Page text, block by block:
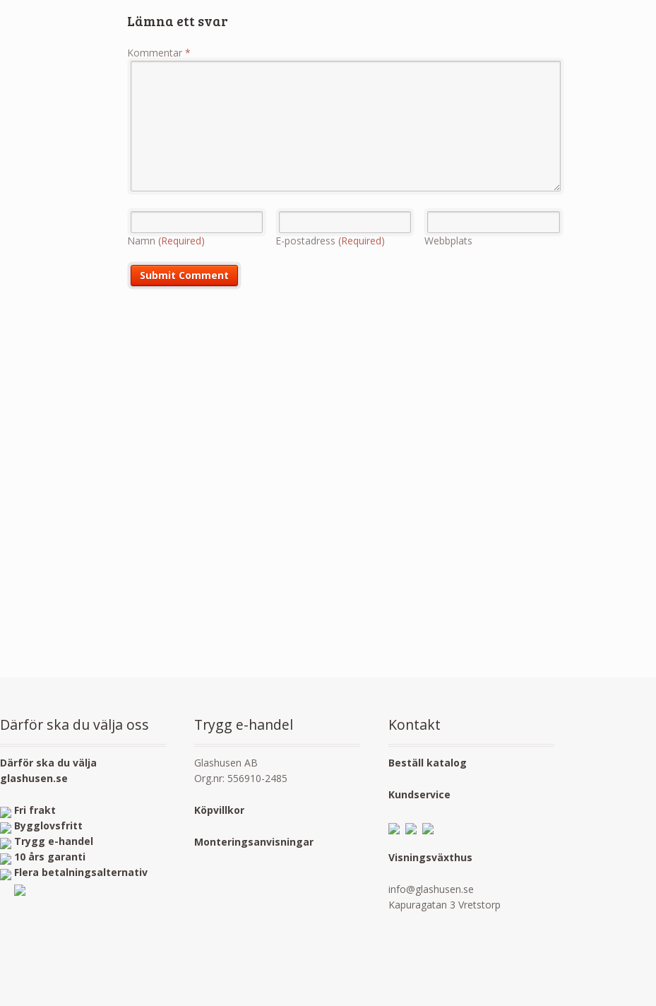
Lämna ett svar
Kommentar*
Namn(Required) E-postadress(Required) Webbplats
Därför ska du välja oss
Därför ska du välja
glashusen.se
Fri frakt
Bygglovsfritt
Trygg e-handel
10 års garanti
Flera betalningsalternativ
Trygg e-handel
Glashusen AB
Org.nr: 556910-2485
Köpvillkor
Monteringsanvisningar
Kontakt
Beställ katalog
Kundservice
Visningsväxthus
info@glashusen.se
Kapuragatan 3 Vretstorp